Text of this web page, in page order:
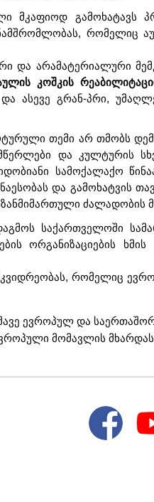
მკაფიოდ გამოხატავს
რომელიც
და არამატერიალური
კოშკის
და ასევე გრან-პრი,
თემი არ თმობს
და კულტურის
სამოქალაქო
და გამოხატვის
ძალადობის
საქართველოში
ორგანიზაციების ხმის
რომელიც
ევროპულ და
მომავლის